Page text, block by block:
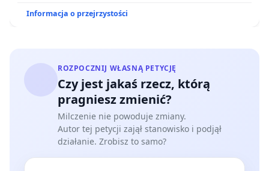
Informacja o przejrzystości
ROZPOCZNIJ WŁASNĄ PETYCJĘ
Czy jest jakaś rzecz, którą
pragniesz zmienić?
Milczenie nie powoduje zmiany.
Autor tej petycji zajął stanowisko i podjął
działanie. Zrobisz to samo?